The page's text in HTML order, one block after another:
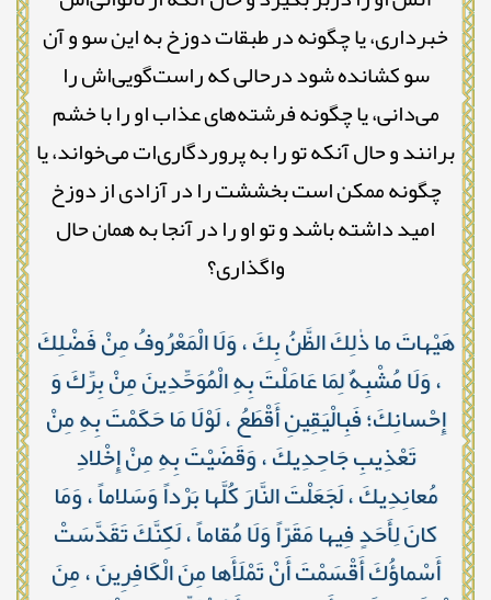
خبرداری، یا چگونه در طبقات دوزخ به این سو و آن
سو کشانده شود درحالی که راست‌گویی‌اش را
می‌دانی، یا چگونه فرشته‌های عذاب او را با خشم
برانند و حال آنکه تو را به پروردگاری‌ات می‌خواند، یا
چگونه ممکن است بخششت را در آزادی از دوزخ
امید داشته باشد و تو او را در آنجا به همان حال
واگذاری؟
هَيْهاتَ ما ذٰلِكَ الظَّنُ بِكَ ، وَلَا الْمَعْرُوفُ مِنْ فَضْلِكَ
، وَلَا مُشْبِهٌ لِمَا عَامَلْتَ بِهِ الْمُوَحِّدِينَ مِنْ بِرِّكَ وَ
إِحْسانِكَ؛ فَبِالْيَقِينِ أَقْطَعُ ، لَوْلَا مَا حَكَمْتَ بِهِ مِنْ
تَعْذِيبِ جَاحِدِيكَ ، وَقَضَيْتَ بِهِ مِنْ إِخْلادِ
مُعانِدِيكَ ، لَجَعَلْتَ النَّارَ كُلَّها بَرْداً وَسَلاماً ، وَمَا
كانَ لِأَحَدٍ فِيها مَقَرّاً وَلَا مُقاماً ، لَكِنَّكَ تَقَدَّسَتْ
أَسْماؤُكَ أَقْسَمْتَ أَنْ تَمْلَأَها مِنَ الْكَافِرِينَ ، مِنَ